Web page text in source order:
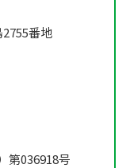
番地
第036918号